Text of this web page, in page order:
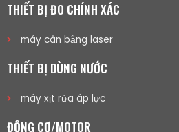
THIẾT BỊ ĐO CHÍNH XÁC
máy cân bằng laser
THIẾT BỊ DÙNG NƯỚC
máy xịt rửa áp lực
ĐỘNG CƠ/MOTOR